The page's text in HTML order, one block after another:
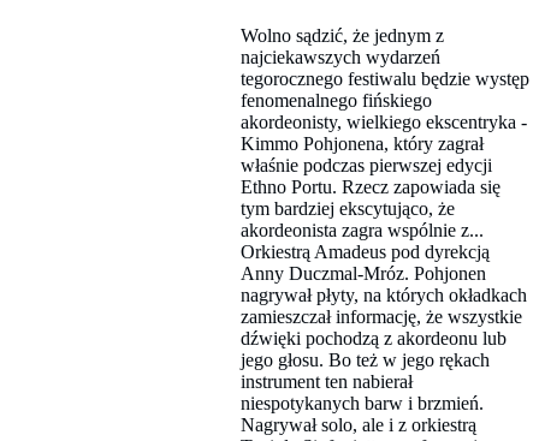
Wolno sądzić, że jednym z
najciekawszych wydarzeń
tegorocznego festiwalu będzie występ
fenomenalnego fińskiego
akordeonisty, wielkiego ekscentryka -
Kimmo Pohjonena, który zagrał
właśnie podczas pierwszej edycji
Ethno Portu. Rzecz zapowiada się
tym bardziej ekscytująco, że
akordeonista zagra wspólnie z...
Orkiestrą Amadeus pod dyrekcją
Anny Duczmal-Mróz. Pohjonen
nagrywał płyty, na których okładkach
zamieszczał informację, że wszystkie
dźwięki pochodzą z akordeonu lub
jego głosu. Bo też w jego rękach
instrument ten nabierał
niespotykanych barw i brzmień.
Nagrywał solo, ale i z orkiestrą